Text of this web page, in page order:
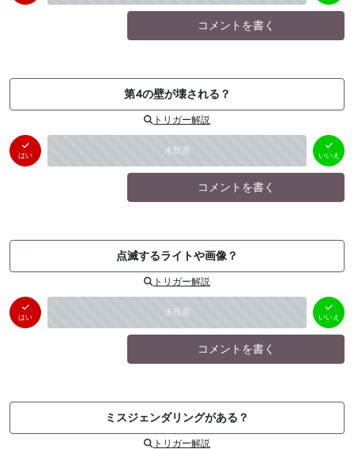
コメントを書く
第4の壁が壊される？
トリガー解説
はい 未投票
いいえ
（ 0件）
いいえ
コメントを書く
点滅するライトや画像？
トリガー解説
はい 未投票
いいえ
（ 0件）
いいえ
コメントを書く
ミスジェンダリングがある？
トリガー解説